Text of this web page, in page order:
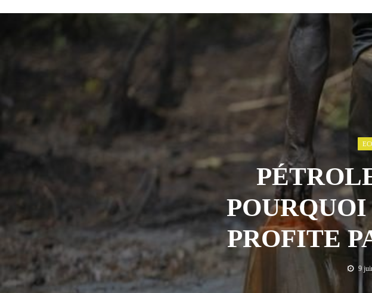
Boko Haram et la nouvelle donne sécuritaire en Afrique de l’Ouest et du
Sénégal : trois influenceurs écopent de peines de prison ferme pour des
Bongor : la Maison de la Culture rebaptisée « Bamba Tchandoulaye, dit
PROFITE
9